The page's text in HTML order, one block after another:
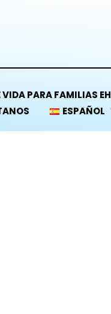
VIDA PARA FAMILIAS EH
ESPAÑOL